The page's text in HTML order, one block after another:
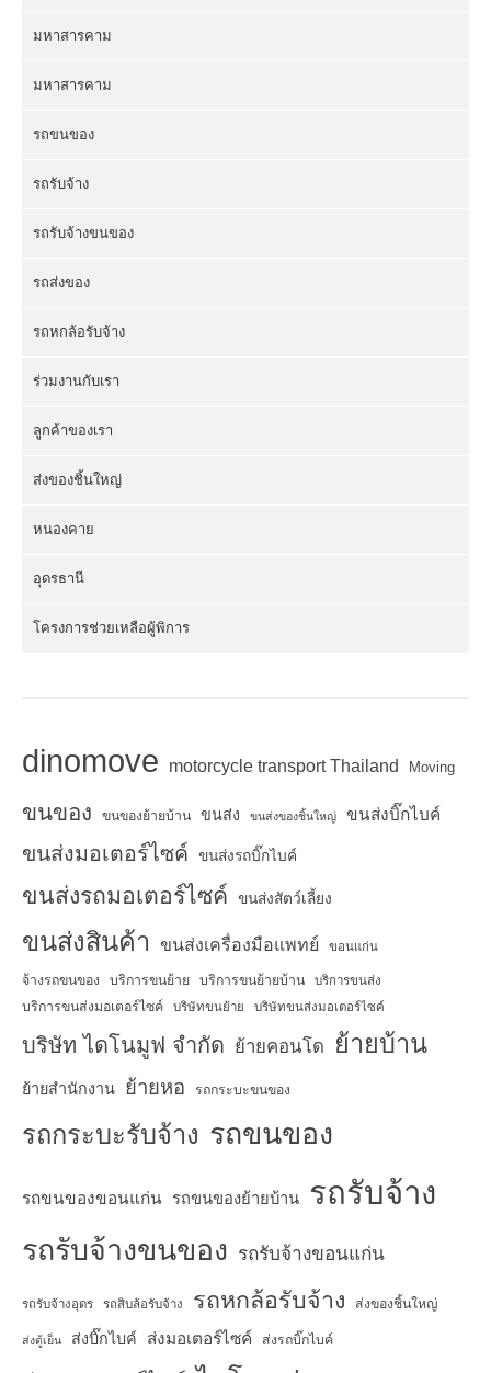
มหาสารคาม
มหาสารคาม
รถขนของ
รถรับจ้าง
รถรับจ้างขนของ
รถส่งของ
รถหกล้อรับจ้าง
ร่วมงานกับเรา
ลูกค้าของเรา
ส่งของชิ้นใหญ่
หนองคาย
อุดรธานี
โครงการช่วยเหลือผู้พิการ
dinomove motorcycle transport Thailand Moving
ขนของ ขนของย้ายบ้าน ขนส่ง ขนส่งของชิ้นใหญ่ ขนส่งบิ๊กไบค์
ขนส่งมอเตอร์ไซค์ ขนส่งรถบิ๊กไบค์
ขนส่งรถมอเตอร์ไซค์ ขนส่งสัตว์เลี้ยง
ขนส่งสินค้า ขนส่งเครื่องมือแพทย์ ขอนแก่น
จ้างรถขนของ บริการขนย้าย บริการขนย้ายบ้าน บริการขนส่ง
บริการขนส่งมอเตอร์ไซค์ บริษัทขนย้าย บริษัทขนส่งมอเตอร์ไซค์
บริษัท ไดโนมูฟ จำกัด ย้ายคอนโด ย้ายบ้าน
ย้ายสำนักงาน ย้ายหอ รถกระบะขนของ
รถกระบะรับจ้าง รถขนของ
รถขนของขอนแก่น รถขนของย้ายบ้าน รถรับจ้าง
รถรับจ้างขนของ รถรับจ้างขอนแก่น
รถรับจ้างอุดร รถสิบล้อรับจ้าง รถหกล้อรับจ้าง ส่งของชิ้นใหญ่
ส่งตู้เย็น ส่งบิ๊กไบค์ ส่งมอเตอร์ไซค์ ส่งรถบิ๊กไบค์